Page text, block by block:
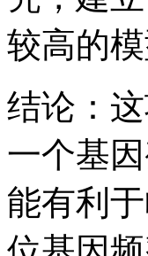
较高的模
结论：
一个基
能有利